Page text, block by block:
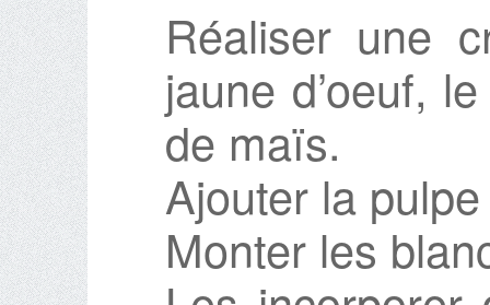
Réaliser une
jaune d’oeuf,
de maïs.
Ajouter la pulpe
Monter les